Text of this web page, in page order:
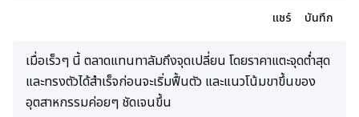
แชร์
บันทึก
เมื่อเร็วๆ นี้ ตลาดแทนทาลัมถึงจุดเปลี่ยน โดยราคาแตะจุดต่ำสุด
และทรงตัวได้สำเร็จก่อนจะเริ่มฟื้นตัว และแนวโน้มขาขึ้นของ
อุตสาหกรรมค่อยๆ ชัดเจนขึ้น